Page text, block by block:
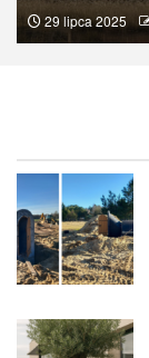
29 lipca 2025